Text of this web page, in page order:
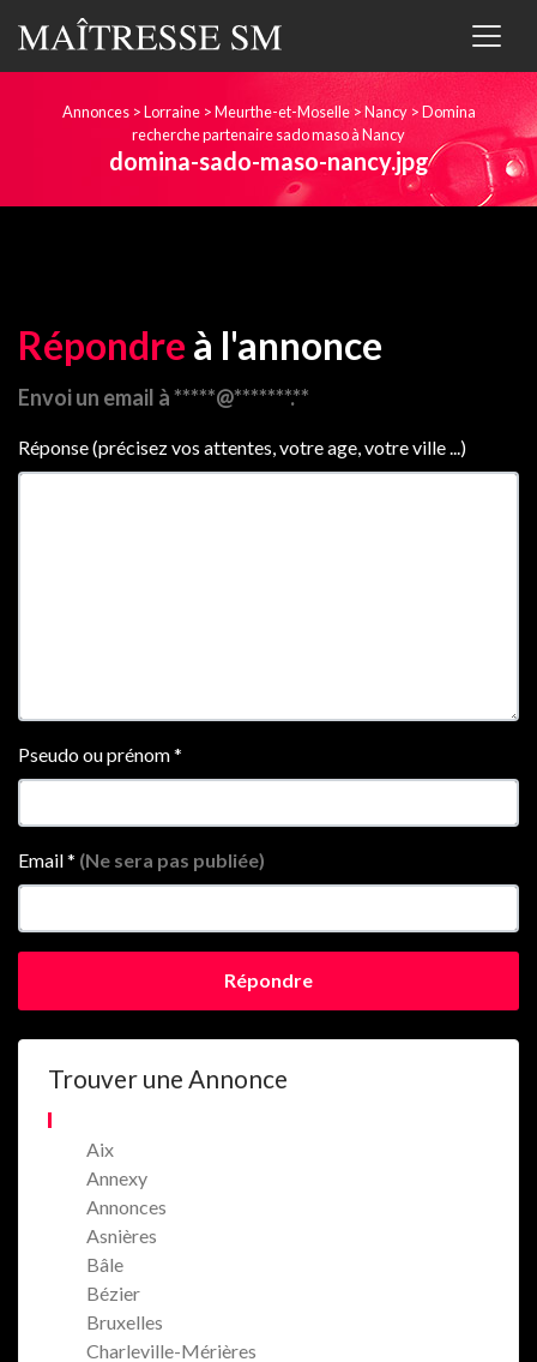
Annonces>Lorraine>Meurthe-et-Moselle>Nancy>Domina
recherche partenaire sado maso à Nancy
domina-sado-maso-nancy.jpg
Répondre à l'annonce
Envoi un email à *****@*******.**
Réponse (précisez vos attentes, votre age, votre ville ...)
Pseudo ou prénom*
Email* (Ne sera pas publiée)
Répondre
Trouver une Annonce
Aix
Annexy
Annonces
Asnières
Bâle
Bézier
Bruxelles
Charleville-Mérières